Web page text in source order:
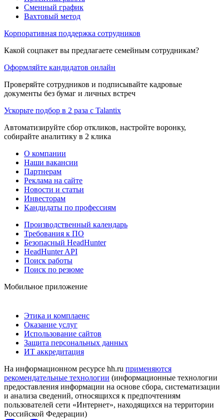
Сменный график
Вахтовый метод
Корпоративная поддержка сотрудников
Какой соцпакет вы предлагаете семейным сотрудникам?
Оформляйте кандидатов онлайн
Проверяйте сотрудников и подписывайте кадровые
документы без бумаг и личных встреч
Ускорьте подбор в 2 раза с Talantix
Автоматизируйте сбор откликов, настройте воронку,
собирайте аналитику в 2 клика
О компании
Наши вакансии
Партнерам
Реклама на сайте
Новости и статьи
Инвесторам
Кандидаты по профессиям
Производственный календарь
Требования к ПО
Безопасный HeadHunter
HeadHunter API
Поиск работы
Поиск по резюме
Мобильное приложение
Этика и комплаенс
Оказание услуг
Использование сайтов
Защита персональных данных
ИТ аккредитация
На информационном ресурсе hh.ru применяются
рекомендательные технологии (информационные технологии
предоставления информации на основе сбора, систематизации
и анализа сведений, относящихся к предпочтениям
пользователей сети «Интернет», находящихся на территории
Российской Федерации)